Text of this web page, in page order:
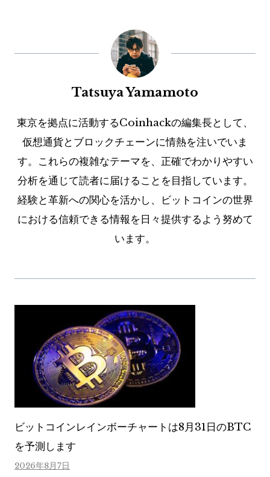
Tatsuya Yamamoto
東京を拠点に活動するCoinhackの編集長として、
仮想通貨とブロックチェーンに情熱を注いでいま
す。これらの複雑なテーマを、正確でわかりやすい
分析を通じて読者に届けることを目指しています。
経験と革新への関心を活かし、ビットコインの世界
における信頼できる情報を日々提供するよう努めて
います。
ビットコインレインボーチャートは8月31日のBTC
を予測します
2026年8月7日